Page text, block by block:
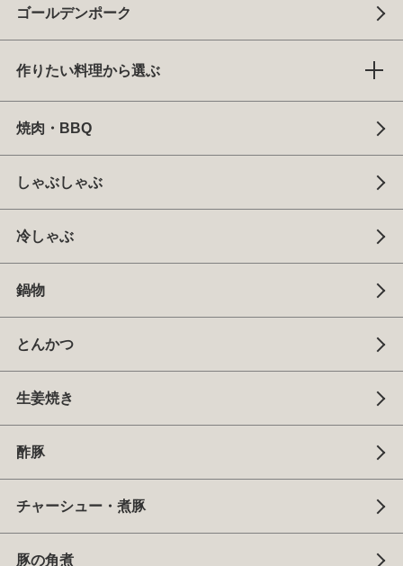
ゴールデンポーク
作りたい料理から選ぶ
焼肉・BBQ
しゃぶしゃぶ
冷しゃぶ
鍋物
とんかつ
生姜焼き
酢豚
チャーシュー・煮豚
豚の角煮